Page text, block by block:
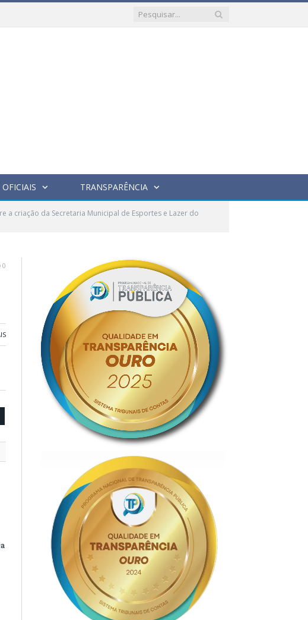
TRANSPARÊNCIA
a criação da Secretaria Municipal de Esportes e Lazer do
0